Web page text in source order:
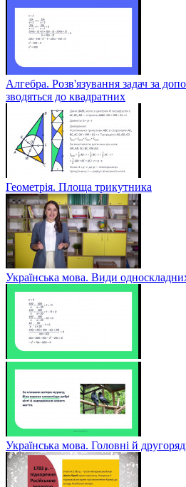
Алгебра. Розв'язування задач за
зводяться до квадратних
Геометрія. Площа трикутника
Українська мова. Види
Українська мова. Головні й